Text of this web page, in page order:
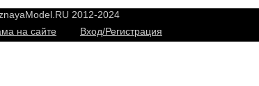
2012-2024
на сайте Вход/Регистрация